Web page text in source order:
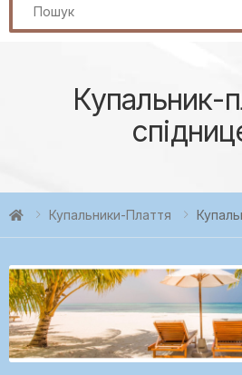
Купальник-
Купальники-Плаття